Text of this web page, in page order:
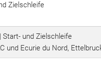
Zielschleife
Start- und Zielschleife
und Ecurie du Nord,